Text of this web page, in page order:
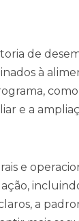
de
à
e a
e
a